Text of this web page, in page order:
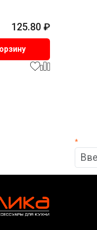
125.80 ₽
*